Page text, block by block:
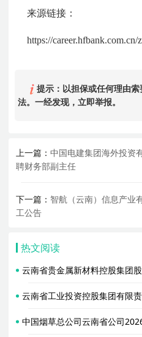
来源链接：
https://career.hfbank.com.cn/
提示：以担保或任何理由
法。一经发现，立即举报。
上一篇：中国电建集团海外投资
聘财务部副主任
下一篇： 智航（云南）信息产业
工公告
热文阅读